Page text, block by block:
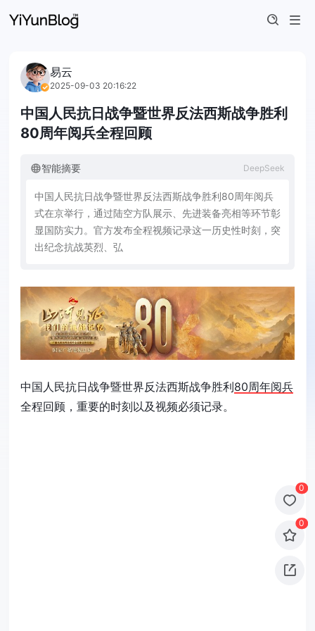
易云
2025-09-03 20:16:22
中国人民抗日战争暨世界反法西斯战争胜利
80周年阅兵全程回顾
智能摘要 DeepSeek
中国 人 民抗日战争暨世界反法西斯战争胜利80周年阅兵
式在京举行 ， 通过陆空方队 展示 先进装备亮相等环节彰
显国防实力 。 官方发布全程视频记录这一历史性时刻 ， 突
出纪念抗战英烈 弘
中国人民抗日战争暨世界反法西斯战争胜利80周年阅兵
全程回顾，重要的时刻以及视频必须记录。
0
0